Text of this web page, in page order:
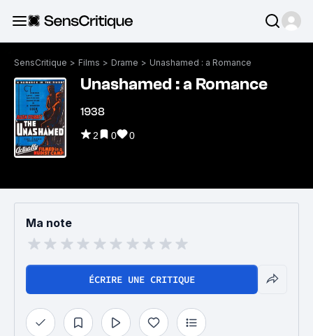
SensCritique > Films > Drame > Unashamed : a Romance
Unashamed : a Romance
1938
2 0 0
Ma note
ÉCRIRE UNE CRITIQUE